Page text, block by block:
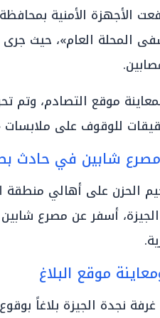
الأجهزة الأمنية
المحلة العام»، حيث جرى
موقع التصادم، وتم
للوقوف على
شابين في حادث
الحزن على أهالي منطقة
أسفر عن مصرع
موقع البلاغ
نجدة الجيزة بلاغاً